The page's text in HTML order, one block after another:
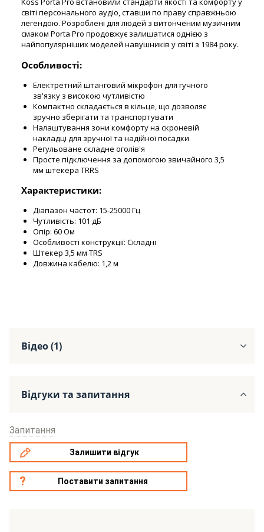
світі персонального аудіо, ставши по праву справжньою
легендою. Розроблені для людей з витонченим музичним
смаком Porta Pro продовжує залишатися однією з
найпопулярніших моделей навушників у світі з 1984 року.
Особливості:
Електретний штанговий мікрофон для гучного
зв'язку з високою чутливістю
Компактно складається в кільце, що дозволяє
зручно зберігати та транспортувати
Налаштування зони комфорту на скроневій
накладці для зручної та надійної посадки
Регульоване складне оголів'я
Просте підключення за допомогою звичайного 3,5
мм штекера TRRS
Характеристики:
Діапазон частот: 15-25000 Гц
Чутливість: 101 дБ
Опір: 60 Ом
Особливості конструкції: Складні
Штекер 3,5 мм TRS
Довжина кабелю: 1,2 м
Відео (1)
Відгуки та запитання
Запитання
Залишити відгук
Поставити запитання